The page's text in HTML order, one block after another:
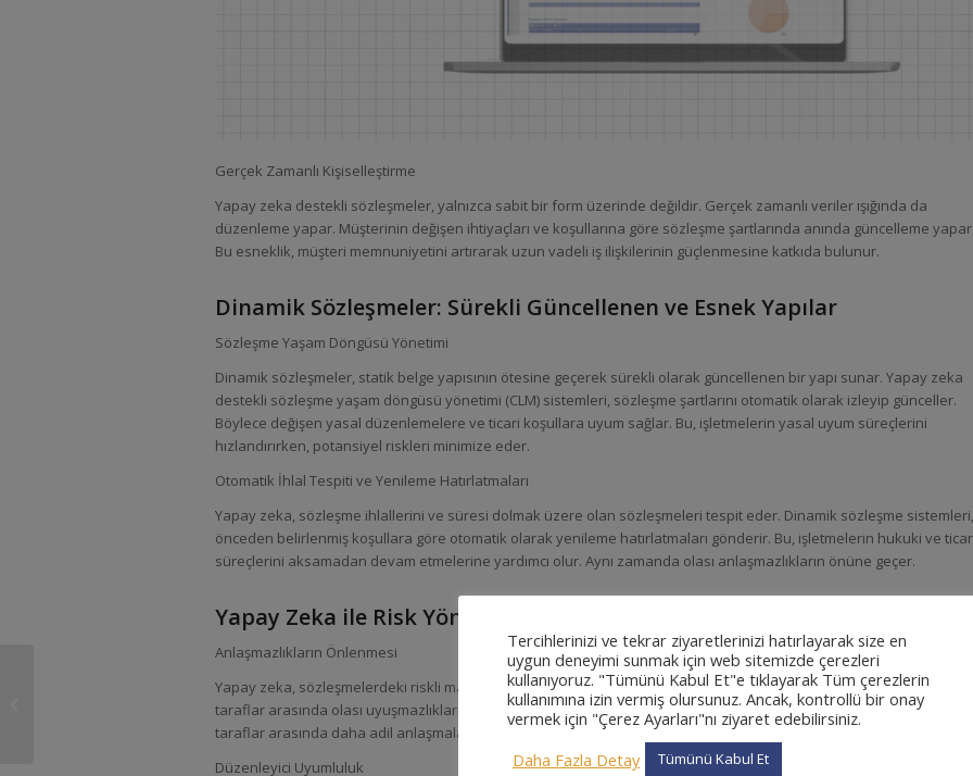
Gerçek Zamanlı Kişiselleştirme
Yapay zeka destekli sözleşmeler, yalnızca sabit bir form üzerinde değildir. Gerçek zamanlı veriler ışığında da
düzenleme yapar. Müşterinin değişen ihtiyaçları ve koşullarına göre sözleşme şartlarında anında güncelleme yapar.
Bu esneklik, müşteri memnuniyetini artırarak uzun vadeli iş ilişkilerinin güçlenmesine katkıda bulunur.
Dinamik Sözleşmeler: Sürekli Güncellenen ve Esnek Yapılar
Sözleşme Yaşam Döngüsü Yönetimi
Dinamik sözleşmeler, statik belge yapısının ötesine geçerek sürekli olarak güncellenen bir yapı sunar. Yapay zeka
destekli sözleşme yaşam döngüsü yönetimi (CLM) sistemleri, sözleşme şartlarını otomatik olarak izleyip günceller.
Böylece değişen yasal düzenlemelere ve ticari koşullara uyum sağlar. Bu, işletmelerin yasal uyum süreçlerini
hızlandırırken, potansiyel riskleri minimize eder.
Otomatik İhlal Tespiti ve Yenileme Hatırlatmaları
Yapay zeka, sözleşme ihlallerini ve süresi dolmak üzere olan sözleşmeleri tespit eder. Dinamik sözleşme sistemleri,
önceden belirlenmiş koşullara göre otomatik olarak yenileme hatırlatmaları gönderir. Bu, işletmelerin hukuki ve
süreçlerini aksamadan devam etmelerine yardımcı olur. Aynı zamanda olası anlaşmazlıkların önüne geçer.
Yapay Zeka ile Risk Yönetimi
Anlaşmazlıkların Önlenmesi
Yapay zeka, sözleşmelerdeki riskli maddeleri analiz ederek potansiyel anlaşmazlıkları öngörür. Riskli şartlar,
taraflar arasında olası uyuşmazlıkları tespit ederek, bunların önceden giderilmesi için öneriler sunar. Bu durum,
taraflar arasında daha adil anlaşmalar yapılmasını sağlar.
Düzenleyici Uyumluluk
Tercihlerinizi ve tekrar ziyaretlerinizi hatırlayarak size en
uygun deneyimi sunmak için web sitemizde çerezleri
kullanıyoruz. "Tümünü Kabul Et"e tıklayarak Tüm çerezlerin
kullanımına izin vermiş olursunuz. Ancak, kontrollü bir onay
vermek için "Çerez Ayarları"nı ziyaret edebilirsiniz.
Daha Fazla Detay
Tümünü Kabul Et